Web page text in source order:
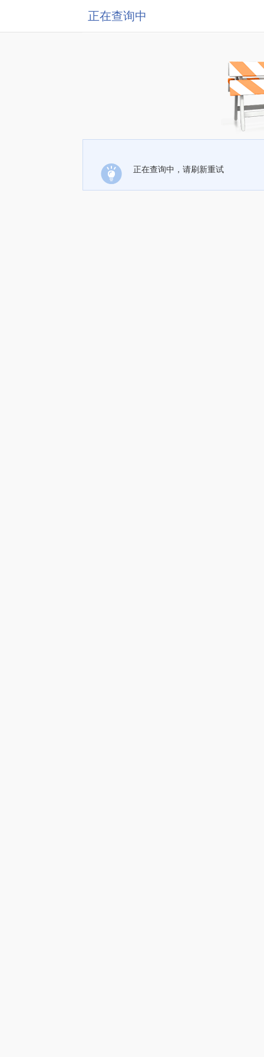
正在查询中
正在查询中，请刷新重试